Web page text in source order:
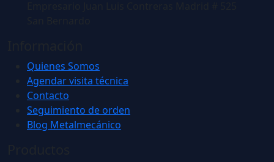
Quienes Somos
Agendar visita técnica
Contacto
Seguimiento de orden
Blog Metalmecánico